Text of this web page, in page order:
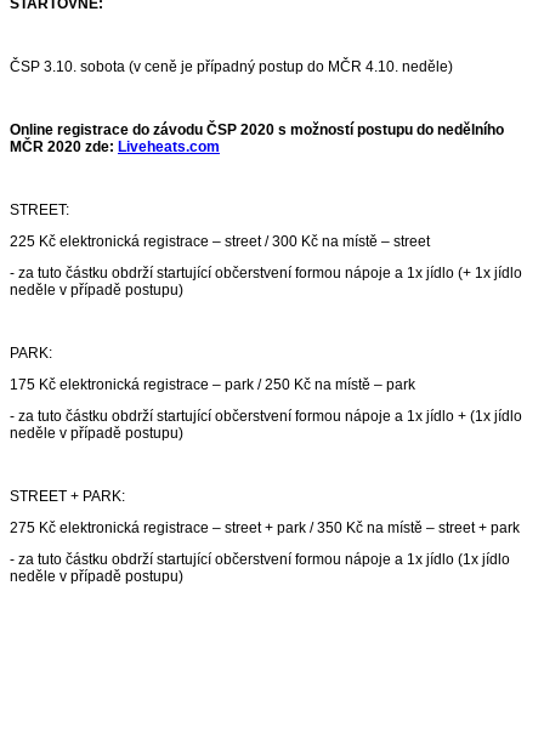
STARTOVNÉ:
ČSP 3.10. sobota (v ceně je případný postup do MČR 4.10. neděle)
Online registrace do závodu ČSP 2020 s možností postupu do nedělního
MČR 2020 zde: Liveheats.com
STREET:
225 Kč elektronická registrace – street / 300 Kč na místě – street
‐ za tuto částku obdrží startující občerstvení formou nápoje a 1x jídlo (+ 1x jídlo
neděle v případě postupu)
PARK:
175 Kč elektronická registrace – park / 250 Kč na místě – park
‐ za tuto částku obdrží startující občerstvení formou nápoje a 1x jídlo + (1x jídlo
neděle v případě postupu)
STREET + PARK:
275 Kč elektronická registrace – street + park / 350 Kč na místě – street + park
‐ za tuto částku obdrží startující občerstvení formou nápoje a 1x jídlo (1x jídlo
neděle v případě postupu)